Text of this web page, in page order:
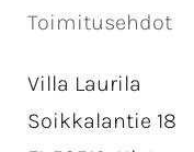
Toimitusehdot
Villa Laurila
Soikkalantie 18